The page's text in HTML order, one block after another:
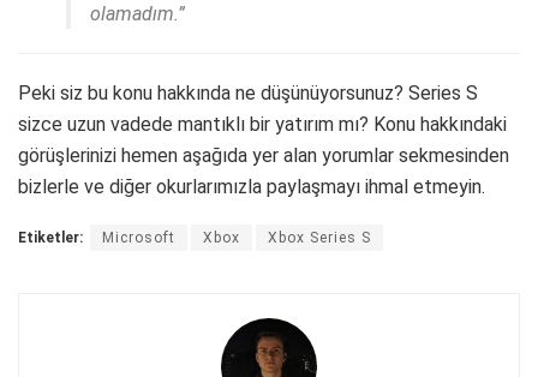
olamadım.”
Peki siz bu konu hakkında ne düşünüyorsunuz? Series S
sizce uzun vadede mantıklı bir yatırım mı? Konu hakkındaki
görüşlerinizi hemen aşağıda yer alan yorumlar sekmesinden
bizlerle ve diğer okurlarımızla paylaşmayı ihmal etmeyin.
Etiketler: Microsoft Xbox Xbox Series S